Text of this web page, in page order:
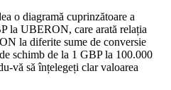
o diagramă cuprinzătoare a
la UBERON, care arată relația
la diferite sume de conversie
schimb de la 1 GBP la 100.000
vă să înțelegeți clar valoarea